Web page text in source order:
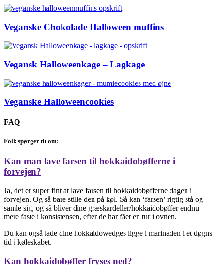
Veganske Chokolade Halloween muffins
Vegansk Halloweenkage – Lagkage
Veganske Halloweencookies
FAQ
Folk spørger tit om:
Kan man lave farsen til hokkaidobøfferne i
forvejen?
Ja, det er super fint at lave farsen til hokkaidobøfferne dagen i
forvejen. Og så bare stille den på køl. Så kan ‘farsen’ rigtig stå og
samle sig, og så bliver dine græskardeller/hokkaidobøffer endnu
mere faste i konsistensen, efter de har fået en tur i ovnen.
Du kan også lade dine hokkaidowedges ligge i marinaden i et døgns
tid i køleskabet.
Kan hokkaidobøffer fryses ned?